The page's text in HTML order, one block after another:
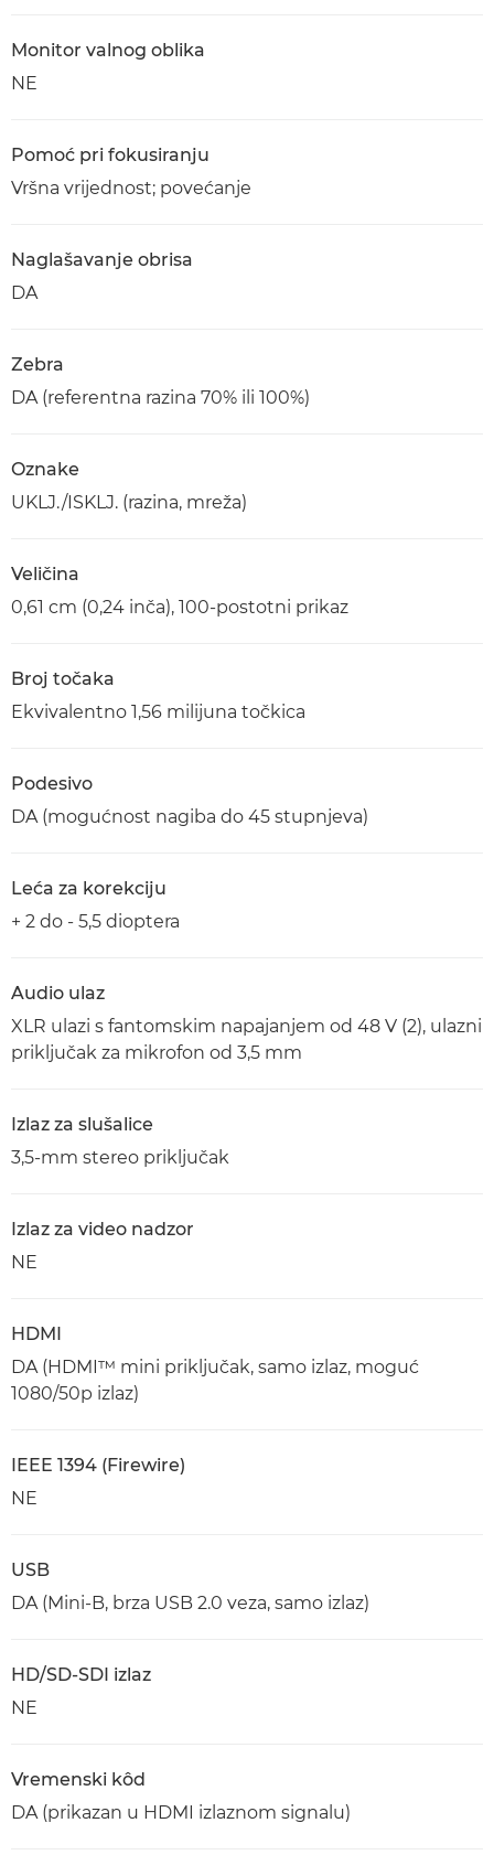
Monitor valnog oblika
NE
Pomoć pri fokusiranju
Vršna vrijednost; povećanje
Naglašavanje obrisa
DA
Zebra
DA (referentna razina 70% ili 100%)
Oznake
UKLJ./ISKLJ. (razina, mreža)
Veličina
0,61 cm (0,24 inča), 100-postotni prikaz
Broj točaka
Ekvivalentno 1,56 milijuna točkica
Podesivo
DA (mogućnost nagiba do 45 stupnjeva)
Leća za korekciju
+ 2 do - 5,5 dioptera
Audio ulaz
XLR ulazi s fantomskim napajanjem od 48 V (2), ulazni
priključak za mikrofon od 3,5 mm
Izlaz za slušalice
3,5-mm stereo priključak
Izlaz za video nadzor
NE
HDMI
DA (HDMI™ mini priključak, samo izlaz, moguć
1080/50p izlaz)
IEEE 1394 (Firewire)
NE
USB
DA (Mini-B, brza USB 2.0 veza, samo izlaz)
HD/SD-SDI izlaz
NE
Vremenski kôd
DA (prikazan u HDMI izlaznom signalu)